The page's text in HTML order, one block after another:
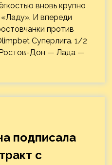
вновь крупно
И впереди
против
Суперлига. 1/2
Дон — Лада —
подписала
с